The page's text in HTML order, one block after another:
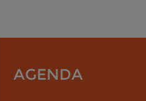
AGENDA